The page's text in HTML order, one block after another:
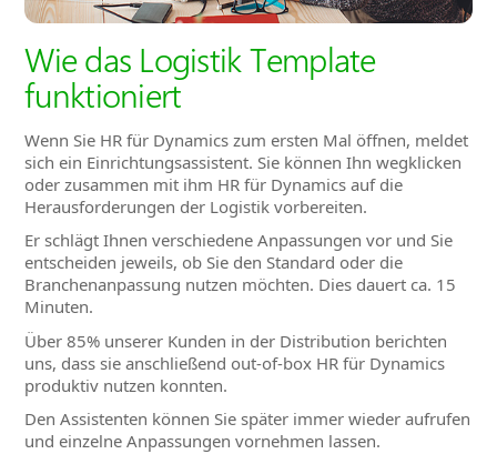
Wie das Logistik Template
funktioniert
Wenn Sie HR für Dynamics zum ersten Mal öffnen, meldet
sich ein Einrichtungsassistent. Sie können Ihn wegklicken
oder zusammen mit ihm HR für Dynamics auf die
Herausforderungen der Logistik vorbereiten.
Er schlägt Ihnen verschiedene Anpassungen vor und Sie
entscheiden jeweils, ob Sie den Standard oder die
Branchenanpassung nutzen möchten. Dies dauert ca. 15
Minuten.
Über 85% unserer Kunden in der Distribution berichten
uns, dass sie anschließend out-of-box HR für Dynamics
produktiv nutzen konnten.
Den Assistenten können Sie später immer wieder aufrufen
und einzelne Anpassungen vornehmen lassen.